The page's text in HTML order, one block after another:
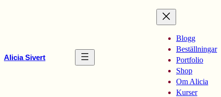
Alicia Sivert
Blogg
Beställningar
Portfolio
Shop
Om Alicia
Kurser